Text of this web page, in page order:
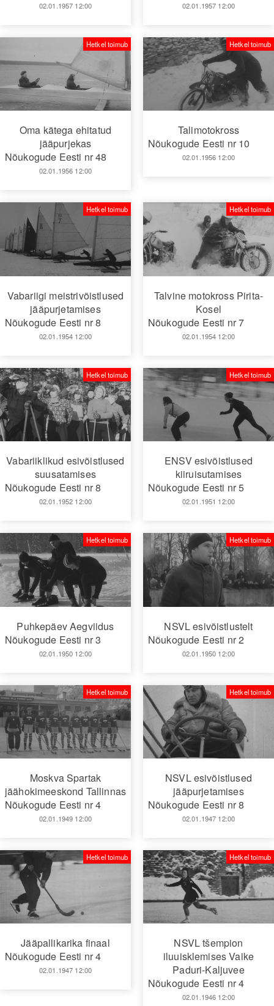
02.01.1957 12:00 02.01.1957 12:00
Oma kätega ehitatud
jääpurjekas
Nõukogude Eesti nr 48
02.01.1956 12:00
Hetkel toimub
Talimotokross
Nõukogude Eesti nr 10
02.01.1956 12:00
Hetkel toimub
Vabariigi meistrivõistlused
jääpurjetamises
Nõukogude Eesti nr 8
02.01.1954 12:00
Hetkel toimub
Talvine motokross Pirita-
Kosel
Nõukogude Eesti nr 7
02.01.1954 12:00
Hetkel toimub
Vabariiklikud esivõistlused
suusatamises
Nõukogude Eesti nr 8
02.01.1952 12:00
Hetkel toimub
ENSV esivõistlused
kiiruisutamises
Nõukogude Eesti nr 5
02.01.1951 12:00
Hetkel toimub
Puhkepäev Aegviidus
Nõukogude Eesti nr 3
02.01.1950 12:00
Hetkel toimub
NSVL esivõistlustelt
Nõukogude Eesti nr 2
02.01.1950 12:00
Hetkel toimub
Moskva Spartak
jäähokimeeskond Tallinnas
Nõukogude Eesti nr 4
02.01.1949 12:00
Hetkel toimub
NSVL esivõistlused
jääpurjetamises
Nõukogude Eesti nr 8
02.01.1947 12:00
Hetkel toimub
Jääpallikarika finaal
Nõukogude Eesti nr 4
02.01.1947 12:00
Hetkel toimub
NSVL tšempion
iluuisklemises Vaike
Paduri-Kaljuvee
Nõukogude Eesti nr 4
02.01.1946 12:00
Hetkel toimub